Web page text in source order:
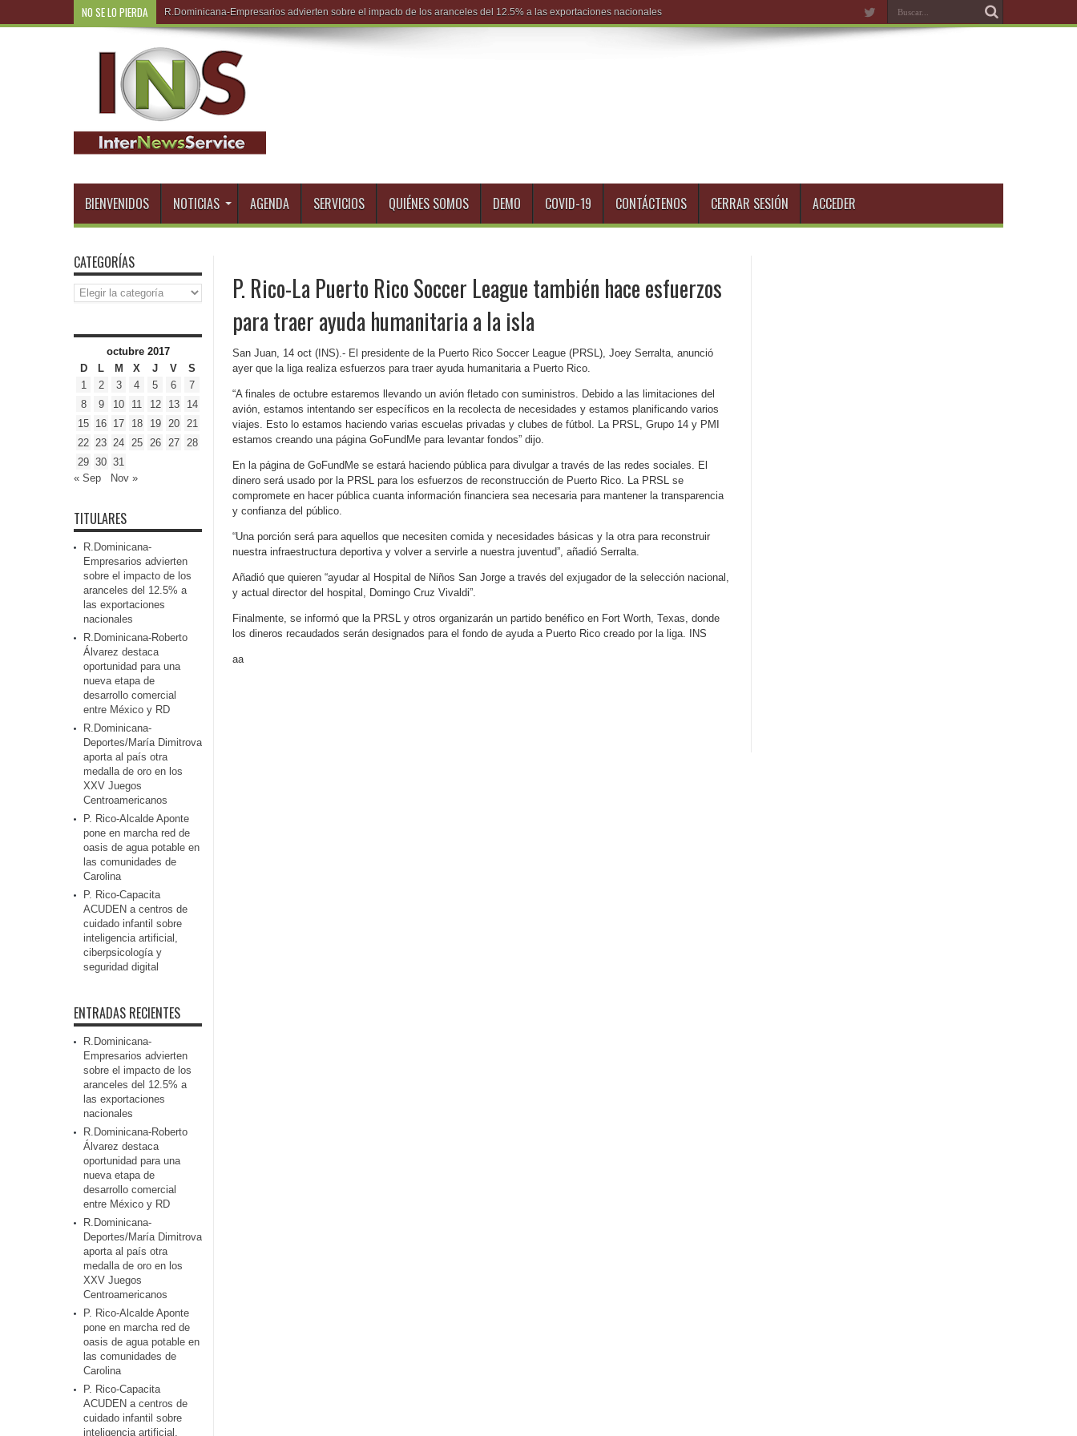
NO SE LO PIERDA R.Domi
BIENVENIDOS NOTICIAS AGENDA SERVICIOS QUIÉNES SOMOS DEMO COVID-19 CONTÁCTENOS CERRAR SESIÓN ACCEDER
P. Rico-La Puerto Rico Soccer League también hace esfuerzos
para traer ayuda humanitaria a la isla
San Juan, 14 oct (INS).- El presidente de la Puerto Rico Soccer League (PRSL), Joey Serralta, anunció
ayer que la liga realiza esfuerzos para traer ayuda humanitaria a Puerto Rico.
“A finales de octubre estaremos llevando un avión fletado con suministros. Debido a las limitaciones del
avión, estamos intentando ser específicos en la recolecta de necesidades y estamos planificando varios
viajes. Esto lo estamos haciendo varias escuelas privadas y clubes de fútbol. La PRSL, Grupo 14 y PMI
estamos creando una página GoFundMe para levantar fondos” dijo.
En la página de GoFundMe se estará haciendo pública para divulgar a través de las redes sociales. El
dinero será usado por la PRSL para los esfuerzos de reconstrucción de Puerto Rico. La PRSL se
compromete en hacer pública cuanta información financiera sea necesaria para mantener la transparencia
y confianza del público.
“Una porción será para aquellos que necesiten comida y necesidades básicas y la otra para reconstruir
nuestra infraestructura deportiva y volver a servirle a nuestra juventud”, añadió Serralta.
Añadió que quieren “ayudar al Hospital de Niños San Jorge a través del exjugador de la selección nacional,
y actual director del hospital, Domingo Cruz Vivaldi”.
Finalmente, se informó que la PRSL y otros organizarán un partido benéfico en Fort Worth, Texas, donde
los dineros recaudados serán designados para el fondo de ayuda a Puerto Rico creado por la liga. INS
aa
CATEGORÍAS
Categorías
octubre 2017
D
L M X J V
S
1
2 3 4 5 6
7
8
9 10 11 12 13
14
15 16 17 18 19 20
21
22 23 24 25 26 27
28
29 30 31
« Sep
Nov »
TITULARES
R.Dominicana-
Empresarios advierten
sobre el impacto de los
aranceles del 12.5% a
las exportaciones
nacionales
R.Dominicana-Roberto
Álvarez destaca
oportunidad para una
nueva etapa de
desarrollo comercial
entre México y RD
R.Dominicana-
Deportes/María Dimitrova
aporta al país otra
medalla de oro en los
XXV Juegos
Centroamericanos
P. Rico-Alcalde Aponte
pone en marcha red de
oasis de agua potable en
las comunidades de
Carolina
P. Rico-Capacita
ACUDEN a centros de
cuidado infantil sobre
inteligencia artificial,
ciberpsicología y
seguridad digital
ENTRADAS RECIENTES
R.Dominicana-
Empresarios advierten
sobre el impacto de los
aranceles del 12.5% a
las exportaciones
nacionales
R.Dominicana-Roberto
Álvarez destaca
oportunidad para una
nueva etapa de
desarrollo comercial
entre México y RD
R.Dominicana-
Deportes/María Dimitrova
aporta al país otra
medalla de oro en los
XXV Juegos
Centroamericanos
P. Rico-Alcalde Aponte
pone en marcha red de
oasis de agua potable en
las comunidades de
Carolina
P. Rico-Capacita
ACUDEN a centros de
cuidado infantil sobre
inteligencia artificial,